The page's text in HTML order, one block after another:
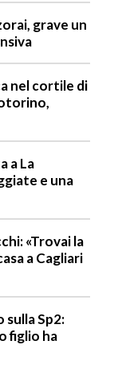
grave un
nel cortile di
a La
e una
«Trovai la
a Cagliari
Sp2:
figlio ha